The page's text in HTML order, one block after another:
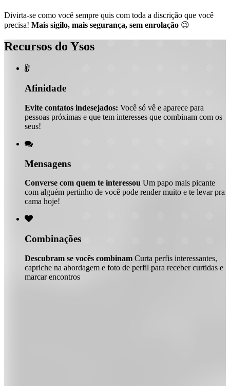
Divirta-se como você sempre quis com toda a discrição que você
precisa! Mais sigilo, mais segurança, sem enrolação 😉
Recursos do Ysos

Afinidade
Evite contatos indesejados: Você só vê e aparece para
pessoas próximas e que tem interesses que combinam com os
seus!

Mensagens
Converse com quem te interessou Um papo mais picante
com alguém pertinho de você pode render muito e te levar pra
cama hoje!

Combinações
Descubram se vocês combinam Curta perfis interessantes,
capriche na abordagem e foto de perfil para receber curtidas e
marcar encontros